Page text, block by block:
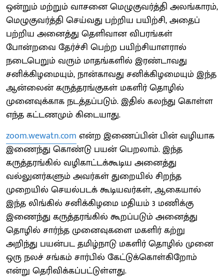
ஒன்றும் மற்றும் வாசனை மெழுகுவர்த்தி அலங்காரம்,
மெழுகுவர்த்தி செய்வது பற்றிய பயிற்சி, அதைப்
பற்றிய அனைத்து தெளிவான விபரங்கள்
போன்றவை தேர்ச்சி பெற்ற பயிற்சியாளரால்
நடைபெறும் வரும் மாதங்களில் இரண்டாவது
சனிக்கிழமையும், நான்காவது சனிக்கிழமையும் இந்த
ஆன்லைன் கருத்தரங்குகள் மகளிர் தொழில்
முனைவுக்காக நடத்தப்படும். இதில் கலந்து கொள்ள
எந்த கட்டணமும் கிடையாது.
zoom.wewatn.com என்ற இணைப்பின் பின் வழியாக
இணைந்து கொண்டு பயன் பெறலாம். இந்த
கருத்தரங்கில் வழிகாட்டக்கூடிய அனைத்து
வல்லுனர்களும் அவர்கள் துறையில் சிறந்த
முறையில் செயல்படக் கூடியவர்கள், ஆகையால்
இந்த லிங்கில் சனிக்கிழமை மதியம் 3 மணிக்கு
இணைந்து கருத்தரங்கில் கூறப்படும் அனைத்து
தொழில் சார்ந்த முனைவுகளை மகளிர் கற்று
அறிந்து பயன்பட தமிழ்நாடு மகளிர் தொழில் முனை
ஒரு நலச் சங்கம் சார்பில் கேட்டுக்கொள்கிறோம்
என்று தெரிவிக்கப்பட்டுள்ளது.